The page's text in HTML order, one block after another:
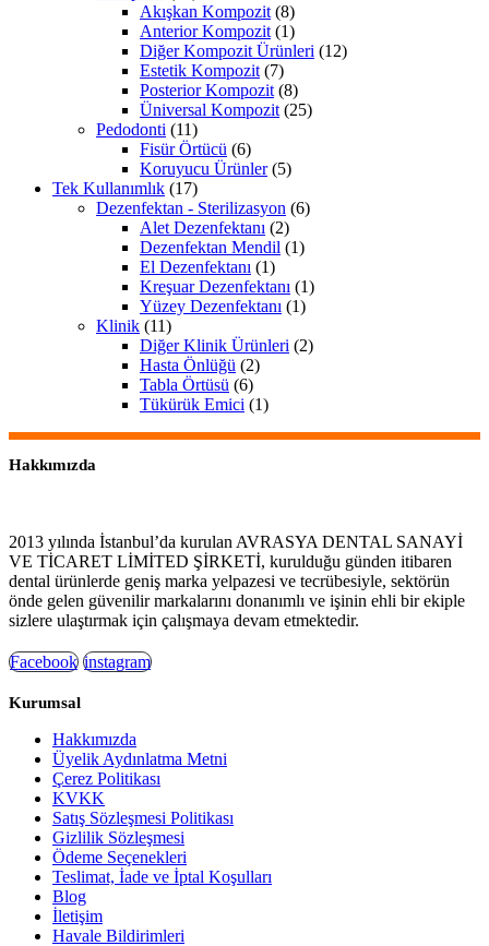
Akışkan Kompozit (8)
Anterior Kompozit (1)
Diğer Kompozit Ürünleri (12)
Estetik Kompozit (7)
Posterior Kompozit (8)
Üniversal Kompozit (25)
Pedodonti (11)
Fisür Örtücü (6)
Koruyucu Ürünler (5)
Tek Kullanımlık (17)
Dezenfektan - Sterilizasyon (6)
Alet Dezenfektanı (2)
Dezenfektan Mendil (1)
El Dezenfektanı (1)
Kreşuar Dezenfektanı (1)
Yüzey Dezenfektanı (1)
Klinik (11)
Diğer Klinik Ürünleri (2)
Hasta Önlüğü (2)
Tabla Örtüsü (6)
Tükürük Emici (1)
Hakkımızda
2013 yılında İstanbul’da kurulan AVRASYA DENTAL SANAYİ
VE TİCARET LİMİTED ŞİRKETİ, kurulduğu günden itibaren
dental ürünlerde geniş marka yelpazesi ve tecrübesiyle, sektörün
önde gelen güvenilir markalarını donanımlı ve işinin ehli bir ekiple
sizlere ulaştırmak için çalışmaya devam etmektedir.
Facebook instagram
Kurumsal
Hakkımızda
Üyelik Aydınlatma Metni
Çerez Politikası
KVKK
Satış Sözleşmesi Politikası
Gizlilik Sözleşmesi
Ödeme Seçenekleri
Teslimat, İade ve İptal Koşulları
Blog
İletişim
Havale Bildirimleri